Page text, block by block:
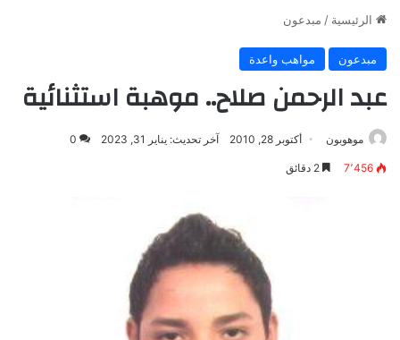
الرئيسية / مبدعون
مبدعون مواهب واعدة
عبد الرحمن صلاح.. موهبة استثنائية
موهوبون أكتوبر 28, 2010 آخر تحديث: يناير 31, 2023 0
7٬456